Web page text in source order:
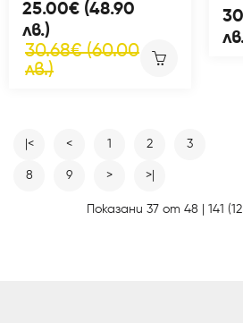
25.00€ (48.90
лв.)
30.68€ (60.00
лв.)
|< < 1 2 3
8 9 > >|
Показани 37 от 48 | 141